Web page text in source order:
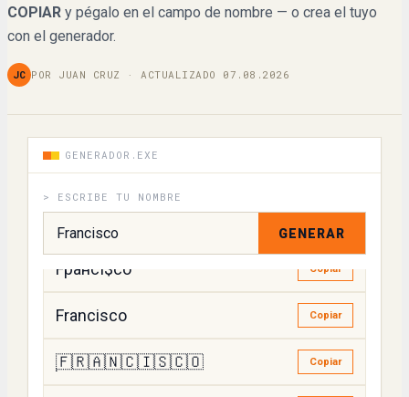
COPIAR y pégalo en el campo de nombre — o crea el tuyo
con el generador.
JC POR JUAN CRUZ · ACTUALIZADO 07.08.2026
GENERADOR.EXE
> ESCRIBE TU NOMBRE
GENERAR
ꄘrancisco
ꊰrancisco
𝙵𝚛𝚊𝚗𝚌𝚒𝚜𝚌𝚘 Copiar
Fрансї$со Copiar
Francisco Copiar
̝🇫🇷🇦🇳🇨🇮🇸🇨🇴 Copiar